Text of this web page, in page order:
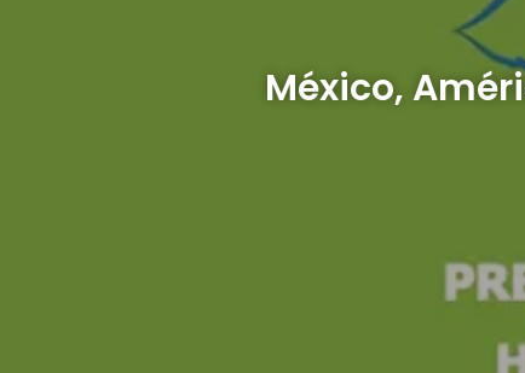
México,